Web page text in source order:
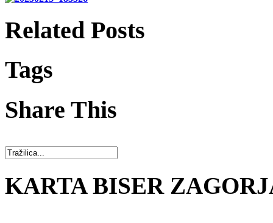
Related Posts
Tags
Share This
KARTA BISER